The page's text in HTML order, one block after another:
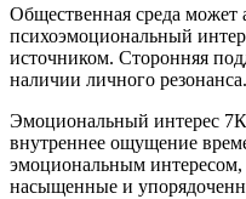
Общественная среда может
психоэмоциональный
источником. Сторонняя
наличии личного резонанса.
Эмоциональный интерес 7К
внутреннее ощущение
эмоциональным
насыщенные и